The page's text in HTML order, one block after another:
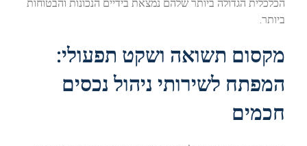
הכלכלית הגדולה ביותר שלהם נמצאת בידיים הנכונות והבטוחות
ביותר.
מקסום תשואה ושקט תפעולי:
המפתח לשירותי ניהול נכסים
חכמים